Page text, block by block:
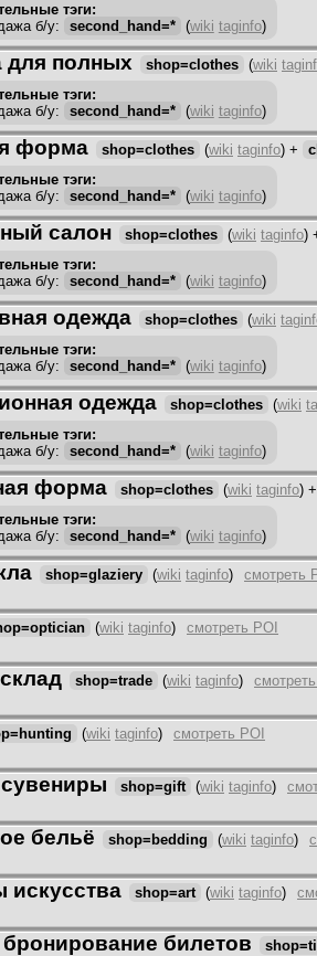
тэги:
б/у: second_hand=* (wiki taginfo)
для полных shop=clothes (wiki
тэги:
б/у: second_hand=* (wiki taginfo)
форма shop=clothes (wiki taginfo) +
тэги:
б/у: second_hand=* (wiki taginfo)
салон shop=clothes (wiki taginfo)
тэги:
б/у: second_hand=* (wiki taginfo)
одежда shop=clothes (wiki
тэги:
б/у: second_hand=* (wiki taginfo)
одежда shop=clothes (wiki
тэги:
б/у: second_hand=* (wiki taginfo)
форма shop=clothes (wiki taginfo)
тэги:
б/у: second_hand=* (wiki taginfo)
shop=glaziery (wiki taginfo) смотреть
(wiki taginfo) смотреть POI
shop=trade (wiki taginfo)
(wiki taginfo) смотреть POI
shop=gift (wiki taginfo)
бельё shop=bedding (wiki taginfo)
искусства shop=art (wiki taginfo)
билетов